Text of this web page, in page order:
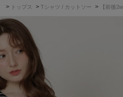
> トップス > Tシャツ / カットソー > 【前後